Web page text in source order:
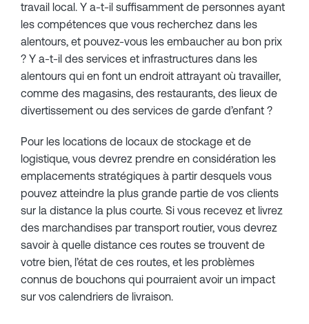
travail local. Y a-t-il suffisamment de personnes ayant
les compétences que vous recherchez dans les
alentours, et pouvez-vous les embaucher au bon prix
? Y a-t-il des services et infrastructures dans les
alentours qui en font un endroit attrayant où travailler,
comme des magasins, des restaurants, des lieux de
divertissement ou des services de garde d’enfant ?
Pour les locations de locaux de stockage et de
logistique, vous devrez prendre en considération les
emplacements stratégiques à partir desquels vous
pouvez atteindre la plus grande partie de vos clients
sur la distance la plus courte. Si vous recevez et livrez
des marchandises par transport routier, vous devrez
savoir à quelle distance ces routes se trouvent de
votre bien, l’état de ces routes, et les problèmes
connus de bouchons qui pourraient avoir un impact
sur vos calendriers de livraison.